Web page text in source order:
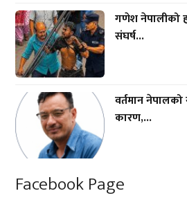
गणेश नेपालीको
संघर्ष...
वर्तमान
कारण,...
Facebook Page